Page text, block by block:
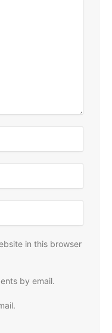
in this browser
by email.